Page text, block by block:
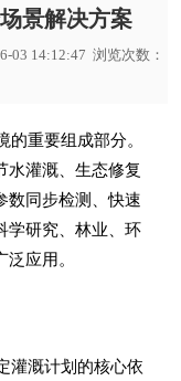
景解决方案
03 14:12:47 浏览次数：
重要组成部分。
水灌溉、生态修复
数同步检测、快速
学研究、林业、环
应用。
灌溉计划的核心依